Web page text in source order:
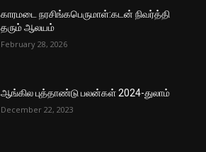
காரமடை நரசிங்கபெருமாள்:கடன் நிவர்த்தி
தரும் ஆலயம்
February 28, 2026
ஆங்கில புத்தாண்டு பலன்கள் 2024-துலாம்
December 22, 2023